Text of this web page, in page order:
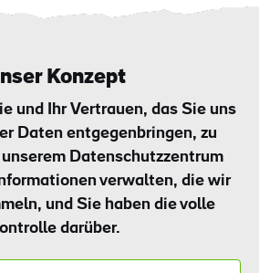
Game of Thrones
Konzept
und Ihr Vertrauen, das Sie uns
Daten entgegenbringen, zu
Datenschutzzentrum
verwalten, die wir
und Sie haben die volle
darüber.